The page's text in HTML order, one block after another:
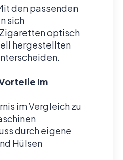
den passenden
sich
optisch
hergestellten
im
im Vergleich zu
durch eigene
Hülsen